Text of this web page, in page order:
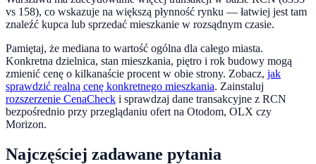
vs 158), co wskazuje na większą płynność rynku — łatwiej jest tam
znaleźć kupca lub sprzedać mieszkanie w rozsądnym czasie.
Pamiętaj, że mediana to wartość ogólna dla całego miasta.
Konkretna dzielnica, stan mieszkania, piętro i rok budowy mogą
zmienić cenę o kilkanaście procent w obie strony. Zobacz, jak
sprawdzić realną cenę konkretnego mieszkania. Zainstaluj
rozszerzenie CenaCheck i sprawdzaj dane transakcyjne z RCN
bezpośrednio przy przeglądaniu ofert na Otodom, OLX czy
Morizon.
Najczęściej zadawane pytania